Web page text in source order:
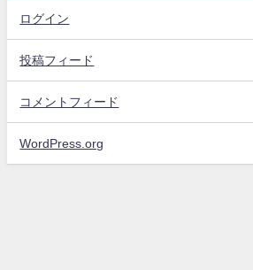
ログイン
投稿フィード
コメントフィード
WordPress.org